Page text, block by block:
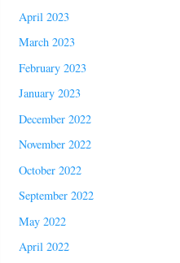
April 2023
March 2023
February 2023
January 2023
December 2022
November 2022
October 2022
September 2022
May 2022
April 2022